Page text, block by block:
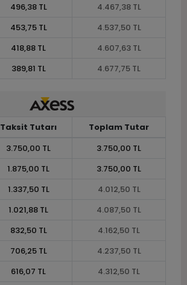
496,38 TL
4.467,38 TL
453,75 TL
4.537,50 TL
418,88 TL
4.607,63 TL
389,81 TL 4.677,75 TL
Taksit Tutarı
Toplam Tutar
3.750,00 TL
3.750,00 TL
1.875,00 TL
3.750,00 TL
1.337,50 TL
4.012,50 TL
1.021,88 TL
4.087,50 TL
832,50 TL
4.162,50 TL
706,25 TL
4.237,50 TL
616,07 TL
4.312,50 TL